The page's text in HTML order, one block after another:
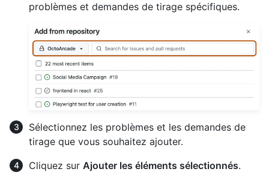
problèmes et demandes de tirage spécifiques.
Sélectionnez les problèmes et les demandes de
tirage que vous souhaitez ajouter.
Cliquez sur Ajouter les éléments sélectionnés.